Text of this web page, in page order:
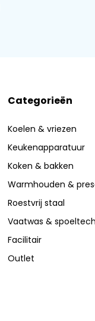
Categorieën
Koelen & vriezen
Keukenapparatuur
Koken & bakken
Warmhouden &
Roestvrij staal
Vaatwas &
Facilitair
Outlet